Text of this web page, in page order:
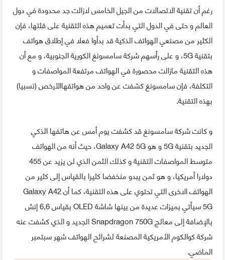
رغم أن تقنية الاتصالات من الجيل الخامس لازالت جد محدودة في دول
العالم و حتى في الدول التي بدأت تعميم هذه التقنية على قلتها، فإن
الكثير من مصنعي الهواتف الذكية قد بدأوا فعلا في إطلاق هواتف
بتقنية 5G، و على رأسهم شركة سامسونغ الكورية الجنوبية، و مع أن
هذه التقنية مازالت محصورة في الهواتف مرتفعة المواصفات و
التكلفة، فإن سامسونغ كشفت عن واحد من هواتفهاالأرخص (نسبيا)
بهذه التقنية.
و كانت شركة سامسونغ قد كشفت يوم أمس عن هاتفها الذكي
الجديد بتقنية 5G و هو Galaxy A42 5G، حيث أنه من الهواتف
متوسط المواصفات التقنية و كذلك الثمن الذي لن يزيد عن 455
دولارا أمريكيا، و هو ثمن يبدو منخفضا كثيرا بالقياس إلى كثير من
الهواتف الاخرى التي تحتوي على هذه التقنية، كما أن Galaxy A42
5G سيأتي بميزات عديدة من بينها شاشة OLED بقياس 6,6 إنش
بالإضافة إلى معالج Snapdragon 750G الجديد و الذي كشفت عنه
شركة كوالكوم الأمريكية المصنعة لشرائح الهواتف شهر سبتمبر
الماضي.